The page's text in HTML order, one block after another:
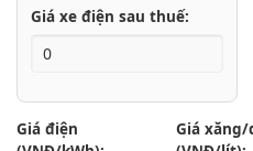
Giá xe điện sau thuế:
Giá điện
Giá xăng/